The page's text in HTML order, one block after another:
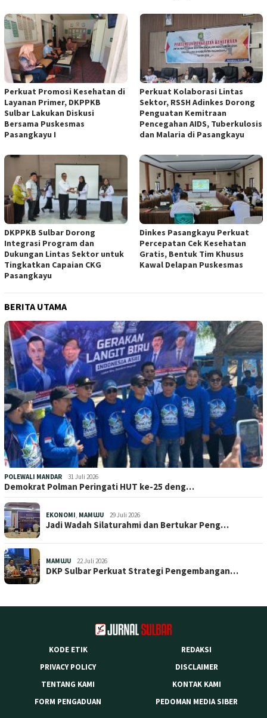
Perkuat Promosi Kesehatan di
Layanan Primer, DKPPKB
Sulbar Lakukan Diskusi
Bersama Puskesmas
Pasangkayu I
Perkuat Kolaborasi Lintas
Sektor, RSSH Adinkes Dorong
Penguatan Kemitraan
Pencegahan AIDS, Tuberkulosis
dan Malaria di Pasangkayu
DKPPKB Sulbar Dorong
Integrasi Program dan
Dukungan Lintas Sektor untuk
Tingkatkan Capaian CKG
Pasangkayu
Dinkes Pasangkayu Perkuat
Percepatan Cek Kesehatan
Gratis, Bentuk Tim Khusus
Kawal Delapan Puskesmas
BERITA UTAMA
POLEWALI MANDAR 31 Juli 2026
Demokrat Polman Peringati HUT ke-25 deng…
EKONOMI, MAMUJU 29 Juli 2026
Jadi Wadah Silaturahmi dan Bertukar Peng…
MAMUJU 22 Juli 2026
DKP Sulbar Perkuat Strategi Pengembangan…
KODE ETIK
REDAKSI
PRIVACY POLICY
DISCLAIMER
TENTANG KAMI
KONTAK KAMI
FORM PENGADUAN
PEDOMAN MEDIA SIBER